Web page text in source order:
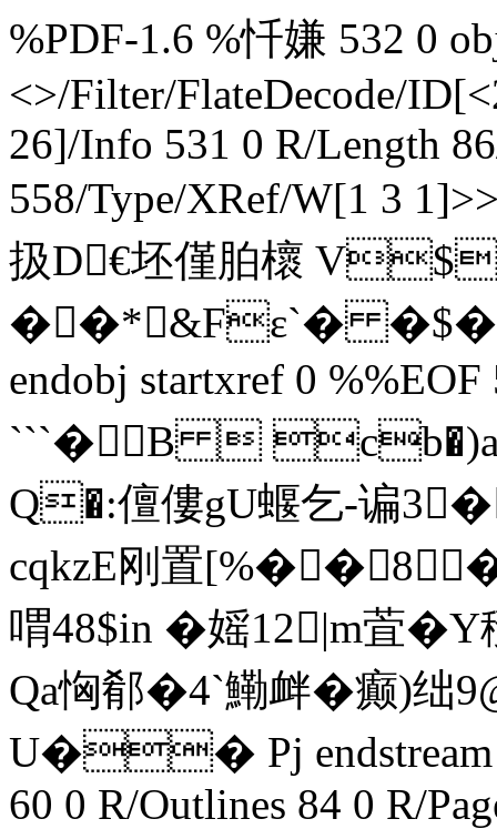
%PDF-1.6 %忏嫌 532 0
<>/Filter/FlateDecode/ID[
26]/Info 531 0 R/Length
558/Type/XRef/W[1 3
扱D€坯僅胉櫰
��*&Fε`�
endobj startxref 0
```� B 
Q�:儃僂gU蝘乞-谝
cqkzE刚置
喟48$in �媱12|m
Qa恟郩�4`鰳衅�癫)绌
U�� Pj endstream
60 0 R/Outlines 84 0 R/